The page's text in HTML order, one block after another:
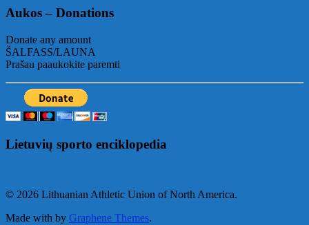
Aukos – Donations
Donate any amount
ŠALFASS/LAUNA
Prašau paaukokite paremti
Lietuvių sporto enciklopedia
© 2026 Lithuanian Athletic Union of North America.
Made with by Graphene Themes.